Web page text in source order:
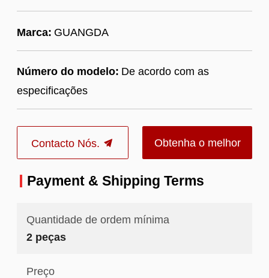
Marca: GUANGDA
Número do modelo: De acordo com as
especificações
Contacto Nós. Obtenha o melhor
preço
Payment & Shipping Terms
Quantidade de ordem mínima
2 peças
Preço